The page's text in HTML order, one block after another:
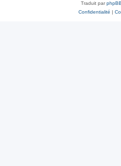
Traduit par
Confidentialité |